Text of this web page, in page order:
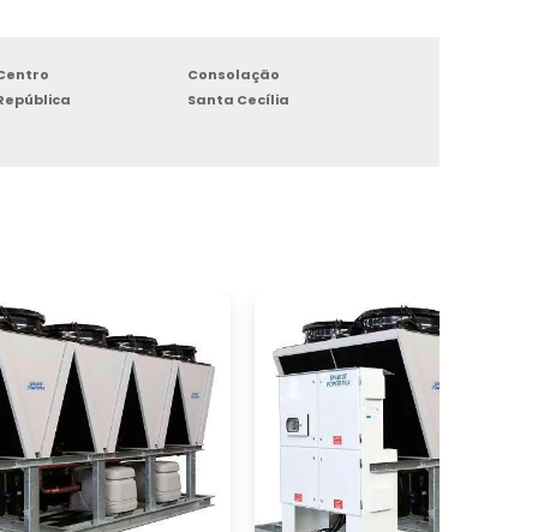
Consolação
Santa Cecília